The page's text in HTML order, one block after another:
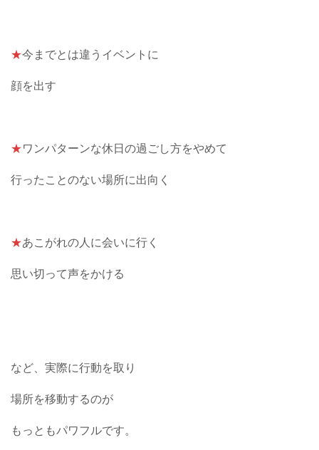
★今までとは違うイベントに
顔を出す
★ワンパターンな休日の過ごし方をやめて
行ったことのない場所に出向く
★あこがれの人に会いに行く
思い切って声をかける
など、実際に行動を取り
場所を移動するのが
もっともパワフルです。